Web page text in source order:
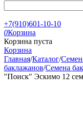
+7(910)601-10-10
0Корзина
Корзина пуста
Корзина
Главная/Каталог/
баклажанов/Семена
"Поиск" Эскимо 12